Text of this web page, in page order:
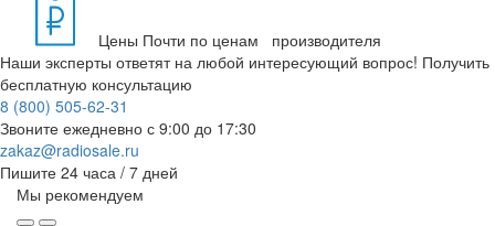
Цены Почти по ценам производителя
Наши эксперты ответят на любой интересующий вопрос! Получить
бесплатную консультацию
8 (800) 505-62-31
Звоните ежедневно с 9:00 до 17:30
zakaz@radiosale.ru
Пишите 24 часа / 7 дней
Мы рекомендуем